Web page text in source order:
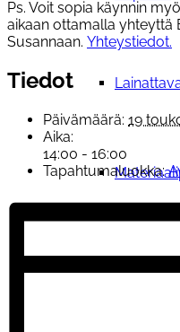
Ps. Voit sopia käynnin
aikaan ottamalla yhteyttä
Susannaan. Yhteystiedot.
Tiedot
Päivämäärä: 19
Aika:
14:00 - 16:00
Tapahtumaluokka: